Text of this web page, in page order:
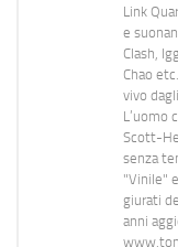
Link
e
Clash,
Chao
vivo
L’uomo
Scott-
senza
"Vinile"
giurati
anni